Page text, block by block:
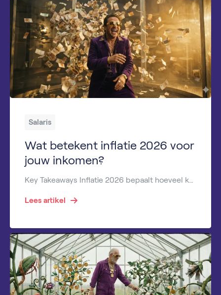
Salaris
Wat betekent inflatie 2026 voor
jouw inkomen?
Lees artikel